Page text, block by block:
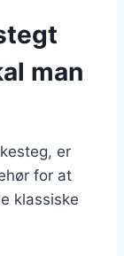
man
er
for at
klassiske